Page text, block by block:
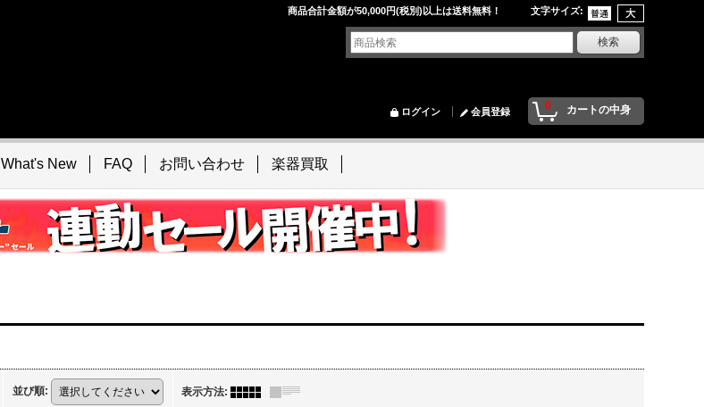
商品合計金額が50,000円(税別)以上は送料無料！ 文字サイズ:
0 カートの中身
ログイン 会員登録
What's New FAQ お問い合わせ 楽器買取
並び順: 表示方法: